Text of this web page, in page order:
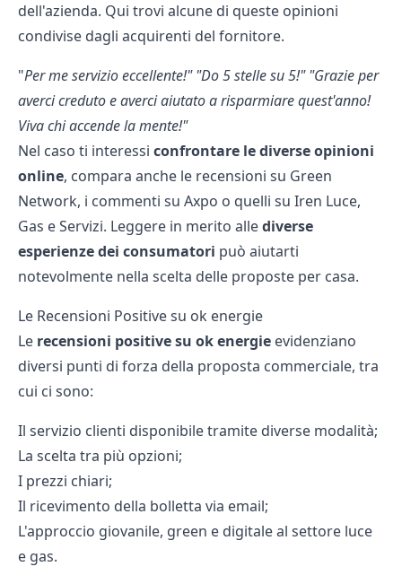
dell'azienda. Qui trovi alcune di queste opinioni
condivise dagli acquirenti del fornitore.
"Per me servizio eccellente!" "Do 5 stelle su 5!" "Grazie per
averci creduto e averci aiutato a risparmiare quest'anno!
Viva chi accende la mente!"
Nel caso ti interessi confrontare le diverse opinioni
online, compara anche le recensioni su Green
Network, i commenti su Axpo o quelli su Iren Luce,
Gas e Servizi. Leggere in merito allediverse
esperienze dei consumatori può aiutarti
notevolmente nella scelta delle proposte per casa.
Le Recensioni Positive su ok energie
Le recensioni positive su ok energie evidenziano
diversi punti di forza della proposta commerciale, tra
cui ci sono:
Il servizio clienti disponibile tramite diverse modalità;
La scelta tra più opzioni;
I prezzi chiari;
Il ricevimento della bolletta via email;
L'approccio giovanile, green e digitale al settore luce
e gas.